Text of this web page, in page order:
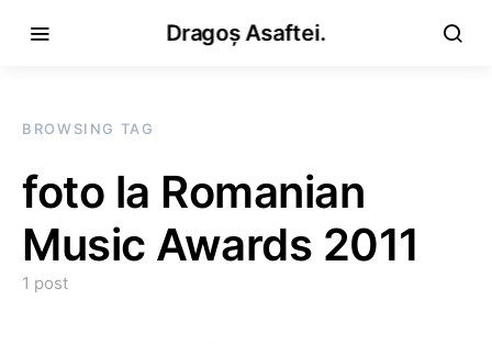
Dragoș Asaftei.
BROWSING TAG
foto la Romanian
Music Awards 2011
1 post